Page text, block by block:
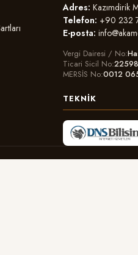
Adres: Kazımdirik
Telefon: +90 232
E-posta:
Vergi Dairesi / No
Ticari Sicil No
MERSİS No 0012
TEKNIK